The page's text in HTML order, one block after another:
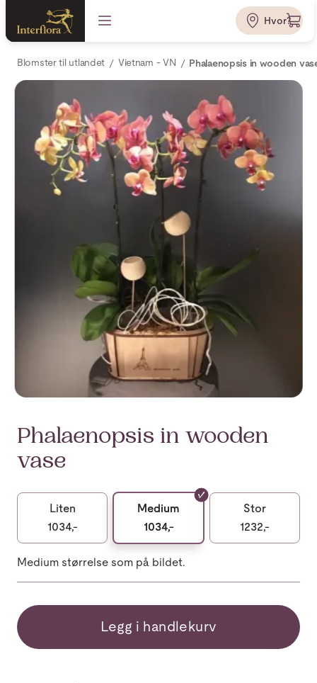
Hvor?
Blomster til utlandet Vietnam - VN Phalaenopsis in wooden
Phalaenopsis in wooden
vase
Liten
1034,-
Medium
1034,-
Stor
1232,-
Medium størrelse som på bildet.
Legg i handlekurv